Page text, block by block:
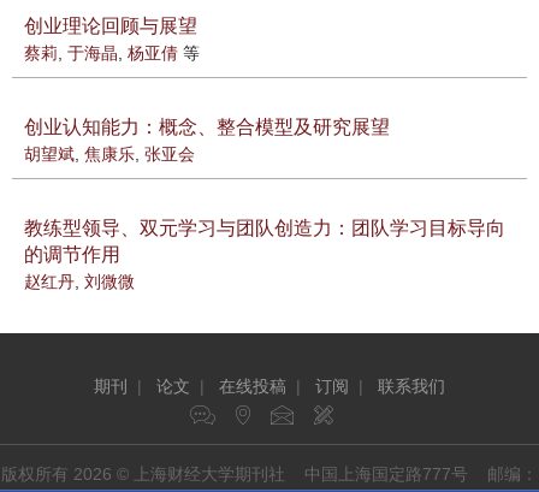
创业理论回顾与展望
蔡莉 于海晶 杨亚倩 等
创业认知能力：概念、整合模型及研究展望
胡望斌 焦康乐 张亚会
教练型领导、双元学习与团队创造力：团队学习目标导向
的调节作用
赵红丹 刘微微
期刊 | 论文 | 在线投稿 | 订阅 | 联系我们
版权所有 2026 © 上海财经大学期刊社 中国上海国定路777号 邮编：